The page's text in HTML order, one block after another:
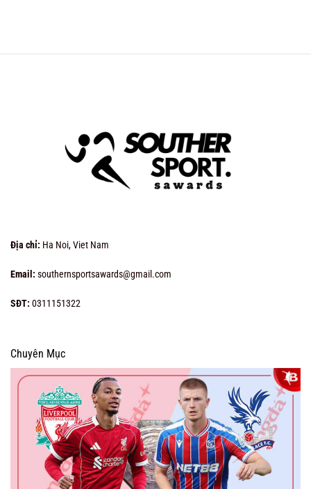
Địa chỉ: Ha Noi, Viet Nam
Email: southernsportsawards@gmail.com
SĐT: 0311151322
Chuyên Mục